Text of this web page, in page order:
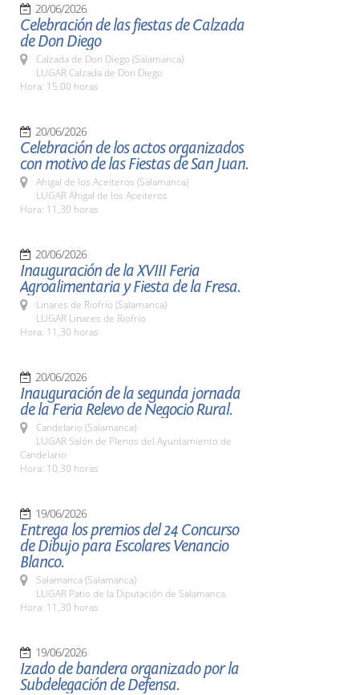
20/06/2026
Celebración de las fiestas de Calzada
de Don Diego
Calzada de Don Diego (Salamanca)
LUGAR Calzada de Don Diego
Hora: 15:00 horas
20/06/2026
Celebración de los actos organizados
con motivo de las Fiestas de San Juan.
Ahigal de los Aceiteros (Salamanca)
LUGAR Ahigal de los Aceiteros
Hora: 11,30 horas
20/06/2026
Inauguración de la XVIII Feria
Agroalimentaria y Fiesta de la Fresa.
Linares de Riofrío (Salamanca)
LUGAR Linares de Riofrío
Hora: 11,30 horas
20/06/2026
Inauguración de la segunda jornada
de la Feria Relevo de Negocio Rural.
Candelario (Salamanca)
LUGAR Salón de Plenos del Ayuntamiento de
Candelario
Hora: 10,30 horas
19/06/2026
Entrega los premios del 24 Concurso
de Dibujo para Escolares Venancio
Blanco.
Salamanca (Salamanca)
LUGAR Patio de la Diputación de Salamanca.
Hora: 11,30 horas
19/06/2026
Izado de bandera organizado por la
Subdelegación de Defensa.